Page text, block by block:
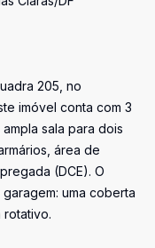
205, no
imóvel conta com 3
sala para dois
área de
(DCE). O
uma coberta
rotativo.